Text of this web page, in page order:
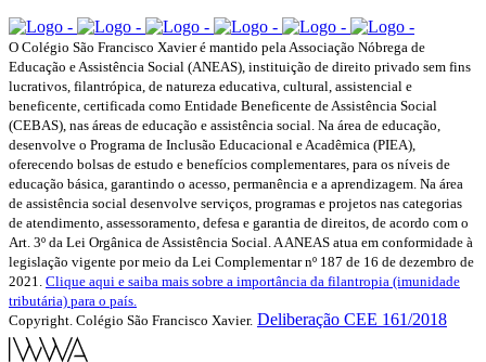
O Colégio São Francisco Xavier é mantido pela Associação Nóbrega de
Educação e Assistência Social (ANEAS), instituição de direito privado sem fins
lucrativos, filantrópica, de natureza educativa, cultural, assistencial e
beneficente, certificada como Entidade Beneficente de Assistência Social
(CEBAS), nas áreas de educação e assistência social. Na área de educação,
desenvolve o Programa de Inclusão Educacional e Acadêmica (PIEA),
oferecendo bolsas de estudo e benefícios complementares, para os níveis de
educação básica, garantindo o acesso, permanência e a aprendizagem. Na área
de assistência social desenvolve serviços, programas e projetos nas categorias
de atendimento, assessoramento, defesa e garantia de direitos, de acordo com o
Art. 3º da Lei Orgânica de Assistência Social. A ANEAS atua em conformidade à
legislação vigente por meio da Lei Complementar nº 187 de 16 de dezembro de
2021. Clique aqui e saiba mais sobre a importância da filantropia (imunidade
tributária) para o país.
Copyright. Colégio São Francisco Xavier. Deliberação CEE 161/2018